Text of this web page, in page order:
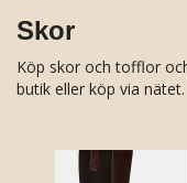
Skor
Köp skor och tofflor
butik eller köp via nätet.